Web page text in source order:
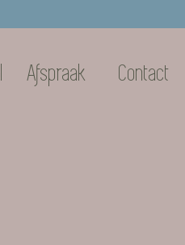
Afspraak Contact